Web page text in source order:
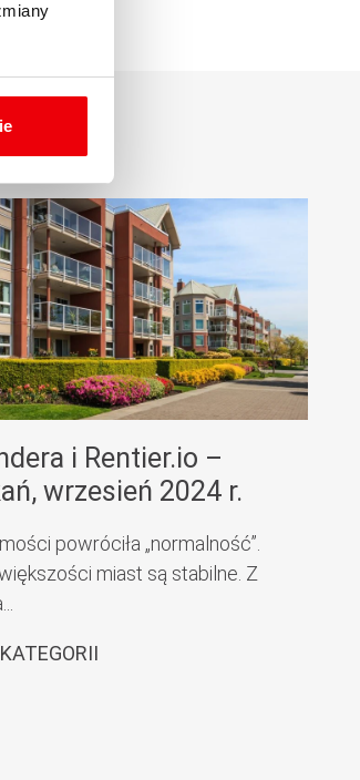
i Rentier.io –
wrzesień 2024 r.
powróciła „normalność”.
miast są stabilne. Z